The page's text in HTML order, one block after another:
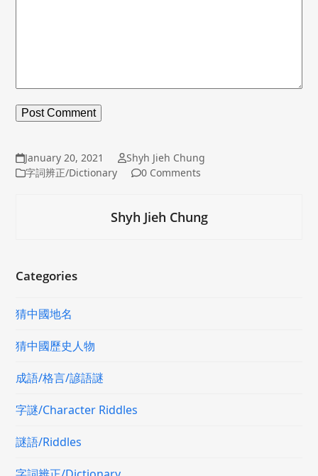
January 20, 2021
Shyh Jieh Chung
字詞辨正/Dictionary
0 Comments
Shyh Jieh Chung
Categories
猜中國地名
猜中國歷史人物
成語/格言/諺語謎
字謎/Character Riddles
謎語/Riddles